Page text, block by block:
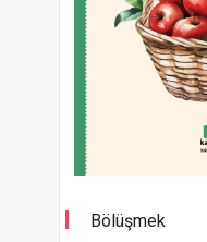
Bölüşmek